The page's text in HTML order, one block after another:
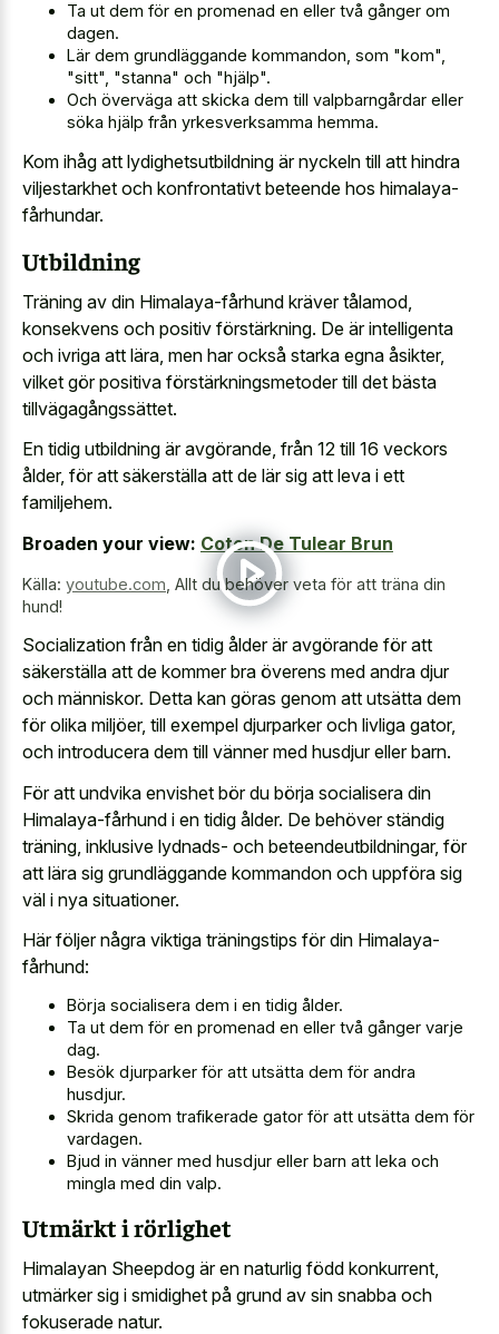
Ta ut dem för en promenad en eller två gånger om
dagen.
Lär dem grundläggande kommandon, som "kom",
"sitt", "stanna" och "hjälp".
Och överväga att skicka dem till valpbarngårdar eller
söka hjälp från yrkesverksamma hemma.
Kom ihåg att lydighetsutbildning är nyckeln till att hindra
viljestarkhet och konfrontativt beteende hos himalaya-
fårhundar.
Utbildning
Träning av din Himalaya-fårhund kräver tålamod,
konsekvens och positiv förstärkning. De är intelligenta
och ivriga att lära, men har också starka egna åsikter,
vilket gör positiva förstärkningsmetoder till det bästa
tillvägagångssättet.
En tidig utbildning är avgörande, från 12 till 16 veckors
ålder, för att säkerställa att de lär sig att leva i ett
familjehem.
Broaden your view: Coton De Tulear Brun
Källa: youtube.com Allt du behöver veta för att träna din
hund!
Socialization från en tidig ålder är avgörande för att
säkerställa att de kommer bra överens med andra djur
och människor. Detta kan göras genom att utsätta dem
för olika miljöer, till exempel djurparker och livliga gator,
och introducera dem till vänner med husdjur eller barn.
För att undvika envishet bör du börja socialisera din
Himalaya-fårhund i en tidig ålder. De behöver ständig
träning, inklusive lydnads- och beteendeutbildningar, för
att lära sig grundläggande kommandon och uppföra sig
väl i nya situationer.
Här följer några viktiga träningstips för din Himalaya-
fårhund:
Börja socialisera dem i en tidig ålder.
Ta ut dem för en promenad en eller två gånger varje
dag.
Besök djurparker för att utsätta dem för andra
husdjur.
Skrida genom trafikerade gator för att utsätta dem för
vardagen.
Bjud in vänner med husdjur eller barn att leka och
mingla med din valp.
Utmärkt i rörlighet
Himalayan Sheepdog är en naturlig född konkurrent,
utmärker sig i smidighet på grund av sin snabba och
fokuserade natur.